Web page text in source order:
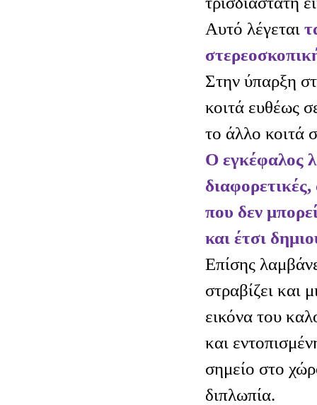
Αυτό λέγεται
Στην ύπαρξη
κοιτά ευθέως
το άλλο κοιτά
Ο εγκέφαλος
που δεν
και έτσι
Επίσης
στραβίζει και
εικόνα του
και
σημείο στο
διπλωπία.